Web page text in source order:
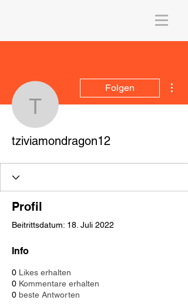
Folgen
tziviamondragon12
Profil
Beitrittsdatum: 18. Juli 2022
Info
0 Likes erhalten
0 Kommentare erhalten
0 beste Antworten